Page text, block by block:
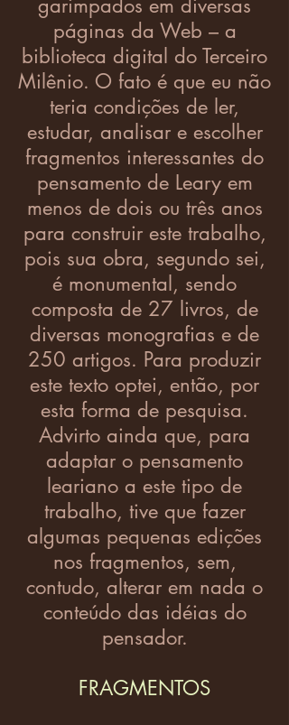
garimpados em diversas
páginas da Web – a
biblioteca digital do Terceiro
Milênio. O fato é que eu não
teria condições de ler,
estudar, analisar e escolher
fragmentos interessantes do
pensamento de Leary em
menos de dois ou três anos
para construir este trabalho,
pois sua obra, segundo sei,
é monumental, sendo
composta de 27 livros, de
diversas monografias e de
250 artigos. Para produzir
este texto optei, então, por
esta forma de pesquisa.
Advirto ainda que, para
adaptar o pensamento
leariano a este tipo de
trabalho, tive que fazer
algumas pequenas edições
nos fragmentos, sem,
contudo, alterar em nada o
conteúdo das idéias do
pensador.
FRAGMENTOS